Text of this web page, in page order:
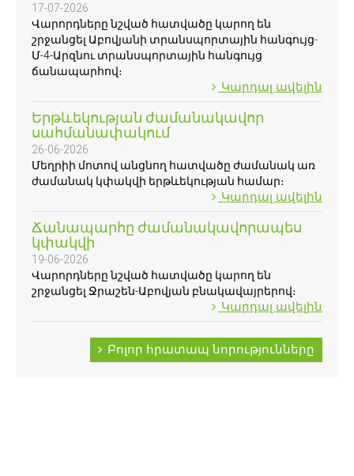
17-07-2026
Վարորդները նշված հատվածը կարող են
շրջանցել Աբովյանի տրանսպորտային հանգույց-
Մ-4-Արզնու տրանսպորտային հանգույց
ճանապարհով։
Կարդալ ավելին
Երթևեկության ժամանակավոր
սահմանափակում
26-06-2026
Մեղրիի մոտով անցնող հատվածը ժամանակ առ
ժամանակ կփակվի երթևեկության համար։
Կարդալ ավելին
Ճանապարհը ժամանակավորապես
կփակվի
19-06-2026
Վարորդները նշված հատվածը կարող են
շրջանցել Ջրաշեն-Աբովյան բնակավայրերով։
Կարդալ ավելին
Բոլոր հրատապ նորությունները